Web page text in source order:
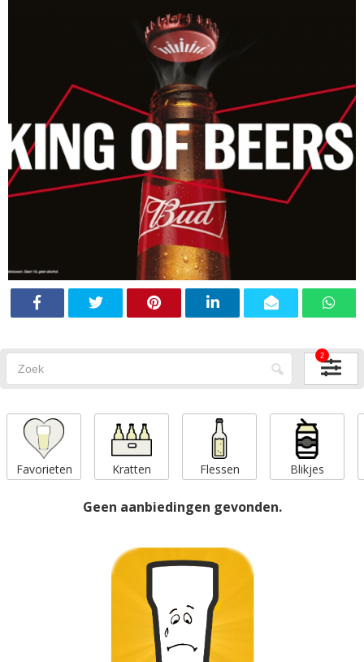
2
Favorieten Kratten Flessen Blikjes
Geen aanbiedingen gevonden.